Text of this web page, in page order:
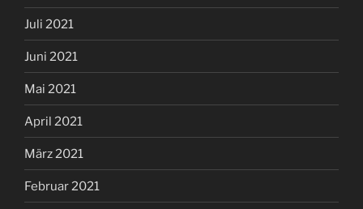
Juli 2021
Juni 2021
Mai 2021
April 2021
März 2021
Februar 2021